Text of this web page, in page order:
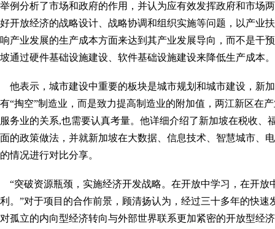
举例分析了市场和政府的作用，并认为应有效发挥政府和市场
好开放经济的战略设计、战略协调和组织实施等问题，以产业
响产业发展的生产成本方面来达到其产业发展导向，而不是干
坡通过硬件基础设施建设、软件基础设施建设来降低生产成本。
他表示，城市建设中重要的板块是城市规划和城市建设，新
有“掏空”制造业，而是致力提高制造业的附加值，两江新区在
服务业的关系,也需要认真考量。他详细介绍了新加坡在税收、
面的政策做法，并就新加坡在大数据、信息技术、智慧城市、
的情况进行对比分享。
“突破资源瓶颈，实施经济开发战略。在开放中学习，在开放
利。”对于项目的合作前景，顾清扬认为，经过三十多年的快速
对孤立的内向型经济转向与外部世界联系更加紧密的开放型经